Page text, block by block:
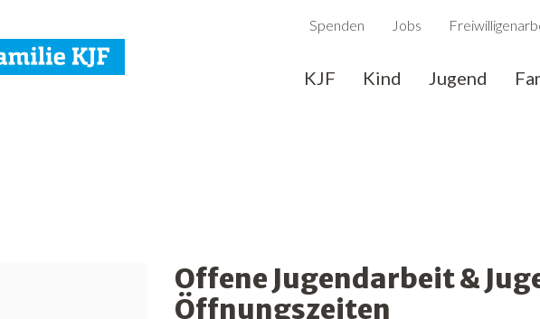
Spenden Jobs
KJF Kind Jugend
Offene Jugendarbeit &
Öffnungszeiten